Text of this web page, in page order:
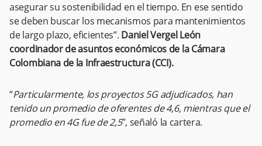
asegurar su sostenibilidad en el tiempo. En ese sentido
se deben buscar los mecanismos para mantenimientos
de largo plazo, eficientes”. Daniel Vergel León
coordinador de asuntos económicos de la Cámara
Colombiana de la Infraestructura (CCI).
“Particularmente, los proyectos 5G adjudicados, han
tenido un promedio de oferentes de 4,6, mientras que el
promedio en 4G fue de 2,5”, señaló la cartera.